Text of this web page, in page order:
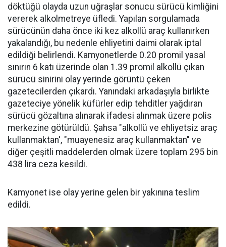
döktüğü olayda uzun uğraşlar sonucu sürücü kimliğini
vererek alkolmetreye üfledi. Yapılan sorgulamada
sürücünün daha önce iki kez alkollü araç kullanırken
yakalandığı, bu nedenle ehliyetini daimi olarak iptal
edildiği belirlendi. Kamyonetlerde 0.20 promil yasal
sınırın 6 katı üzerinde olan 1.39 promil alkollü çıkan
sürücü sinirini olay yerinde görüntü çeken
gazetecilerden çıkardı. Yanındaki arkadaşıyla birlikte
gazeteciye yönelik küfürler edip tehditler yağdıran
sürücü gözaltına alınarak ifadesi alınmak üzere polis
merkezine götürüldü. Şahsa "alkollü ve ehliyetsiz araç
kullanmaktan', "muayenesiz araç kullanmaktan" ve
diğer çeşitli maddelerden olmak üzere toplam 295 bin
438 lira ceza kesildi.
Kamyonet ise olay yerine gelen bir yakınına teslim
edildi.